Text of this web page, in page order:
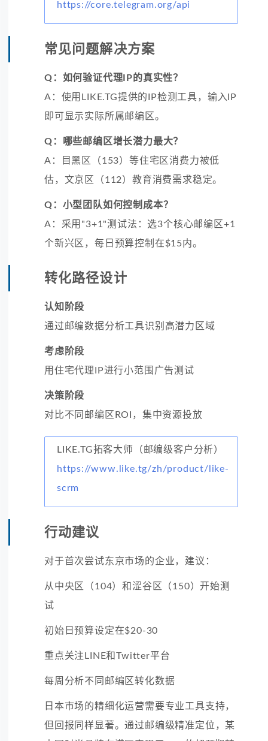
https://core.telegram.org/api
常见问题解决方案
Q：如何验证代理IP的真实性？
A：使用LIKE.TG提供的IP检测工具，输入IP
即可显示实际所属邮编区。
Q：哪些邮编区增长潜力最大？
A：目黑区（153）等住宅区消费力被低
估，文京区（112）教育消费需求稳定。
Q：小型团队如何控制成本？
A：采用"3+1"测试法：选3个核心邮编区+1
个新兴区，每日预算控制在$15内。
转化路径设计
认知阶段
通过邮编数据分析工具识别高潜力区域
考虑阶段
用住宅代理IP进行小范围广告测试
决策阶段
对比不同邮编区ROI，集中资源投放
LIKE.TG拓客大师（邮编级客户分析）
https://www.like.tg/zh/product/like-
scrm
行动建议
对于首次尝试东京市场的企业，建议：
从中央区（104）和涩谷区（150）开始测
试
初始日预算设定在$20-30
重点关注LINE和Twitter平台
每周分析不同邮编区转化数据
日本市场的精细化运营需要专业工具支持，
但回报同样显著。通过邮编级精准定位，某